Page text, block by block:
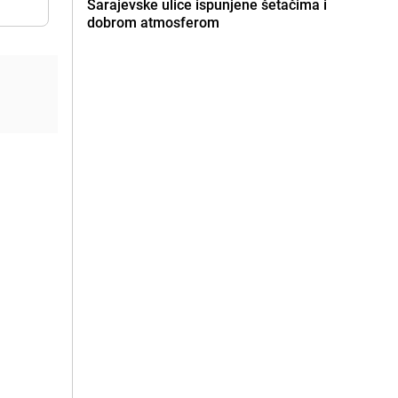
Sarajevske ulice ispunjene šetačima i
dobrom atmosferom